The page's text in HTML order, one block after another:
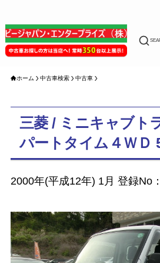
ホーム 中古車検索 中古車
三菱 / ミニキャブト
パートタイム４ＷＤ
2000年(平成12年) 1月 登録No